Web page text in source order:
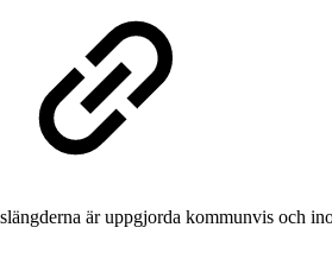
är uppgjorda kommunvis och